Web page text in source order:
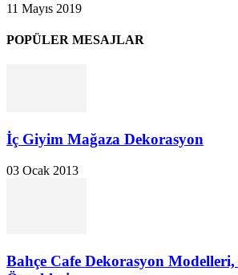
11 Mayıs 2019
POPÜLER MESAJLAR
İç Giyim Mağaza Dekorasyon
03 Ocak 2013
Bahçe Cafe Dekorasyon Modelleri,